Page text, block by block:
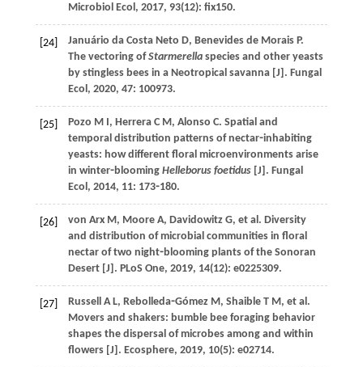
Microbiol Ecol , 2017, 93(12): fix150.
[24] Januário da Costa Neto D, Benevides de Morais P.
The vectoring ofStarmerellaspecies and other yeasts
by stingless bees in a Neotropical savanna [J]. Fungal
Ecol , 2020, 47: 100973.
[25] Pozo M I , Herrera C M , Alonso C. Spatial and
temporal distribution patterns of nectar⁃inhabiting
yeasts: how different floral microenvironments arise
in winter⁃blooming Helleborus foetidus[J]. Fungal
Ecol , 2014, 11: 173⁃180.
[26] von Arx M , Moore A, Davidowitz G, et al . Diversity
and distribution of microbial communities in floral
nectar of two night⁃blooming plants of the Sonoran
Desert [J]. PLoS One, 2019, 14(12): e0225309.
[27] Russell A L, Rebolleda⁃Gómez M , Shaible T M , et al .
Movers and shakers: bumble bee foraging behavior
shapes the dispersal of microbes among and within
flowers [J]. Ecosphere, 2019, 10(5): e02714.